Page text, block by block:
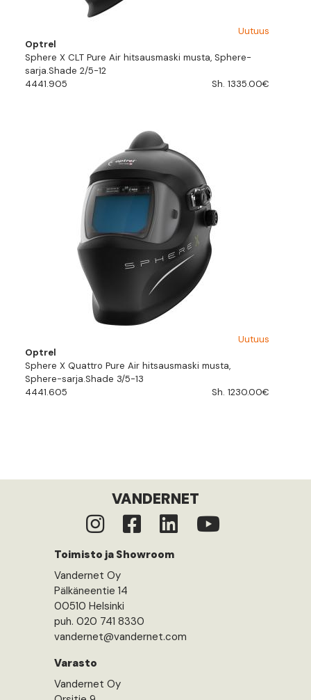
Uutuus
Optrel
Sphere X CLT Pure Air hitsausmaski musta, Sphere-
sarja.Shade 2/5-12
4441.905
Sh. 1335.00€
Uutuus
Optrel
Sphere X Quattro Pure Air hitsausmaski musta,
Sphere-sarja.Shade 3/5-13
4441.605
Sh. 1230.00€
VANDERNET
Toimisto ja Showroom
Vandernet Oy
Pälkäneentie 14
00510 Helsinki
puh. 020 741 8330
vandernet@vandernet.com
Varasto
Vandernet Oy